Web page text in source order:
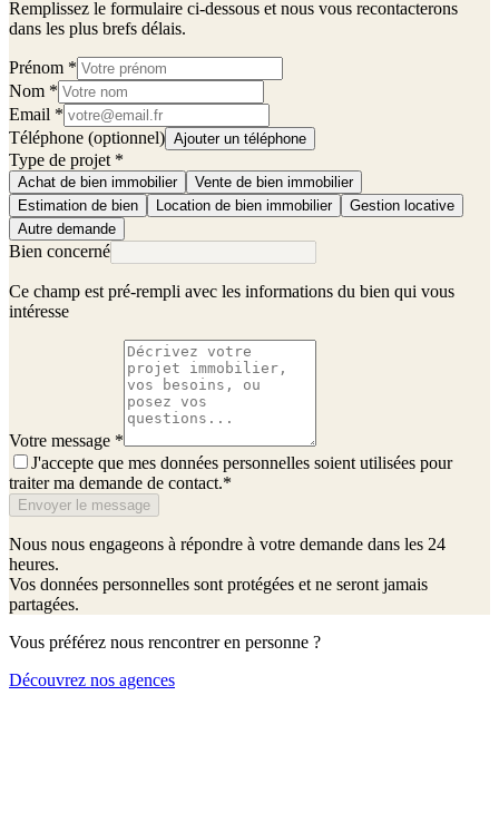
Remplissez le formulaire ci-dessous et nous vous recontacterons
dans les plus brefs délais.
Prénom *
Nom *
Email *
Téléphone (optionnel) Ajouter un téléphone
Type de projet *
Achat de bien immobilier
Vente de bien immobilier
Estimation de bien
Location de bien immobilier
Gestion locative
Autre demande
Bien concerné
Ce champ est pré-rempli avec les informations du bien qui vous
intéresse
Votre message *
J'accepte que mes données personnelles soient utilisées pour
traiter ma demande de contact.*
Envoyer le message
Nous nous engageons à répondre à votre demande dans les 24
heures.
Vos données personnelles sont protégées et ne seront jamais
partagées.
Vous préférez nous rencontrer en personne ?
Découvrez nos agences